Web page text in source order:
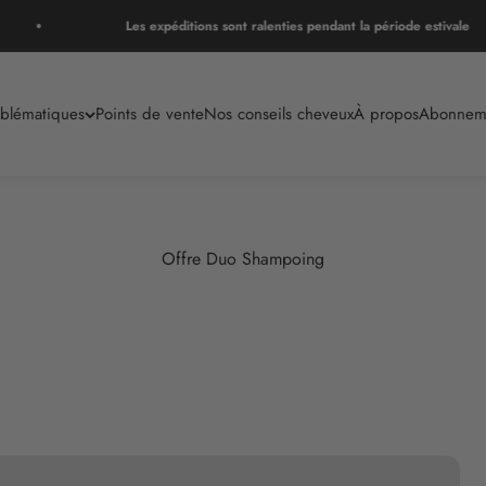
Les expéditions sont ralenties pendant la période estivale
Points de venteNos conseils cheveuxÀ propos